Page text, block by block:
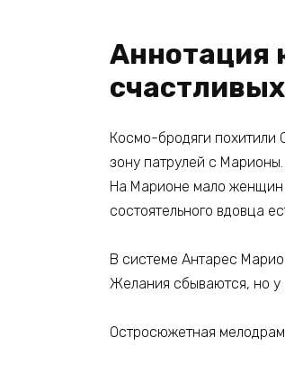
Аннотация
Космо-бродяги похитили
зону патрулей с
На Марионе мало женщин
состоятельного вдовца
В системе Антарес
Желания сбываются, но у
Остросюжетная